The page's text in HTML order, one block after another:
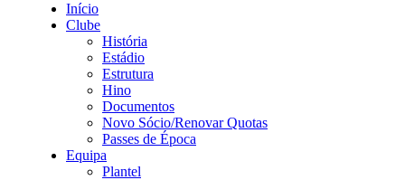
Início
Clube
História
Estádio
Estrutura
Hino
Documentos
Novo Sócio/Renovar Quotas
Passes de Época
Equipa
Plantel